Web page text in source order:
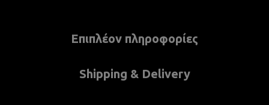
Επιπλέον πληροφορίες
Shipping & Delivery